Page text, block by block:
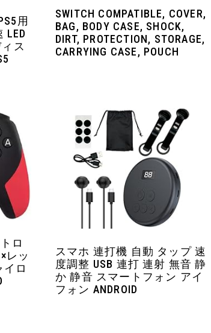
用
LED
ス
SWITCH COMPATIBLE, COVER,
BAG, BODY CASE, SHOCK,
DIRT, PROTECTION, STORAGE,
CARRYING CASE, POUCH
ロ
レッ
イロ
スマホ 連打機 自動 タップ 速
度調整 USB 連打 連射 無音 静
か 静音 スマートフォン アイ
フォン ANDROID